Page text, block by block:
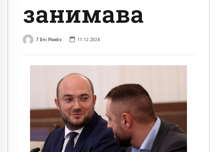
занимава
7 Dni Plovdiv 11.12.2024